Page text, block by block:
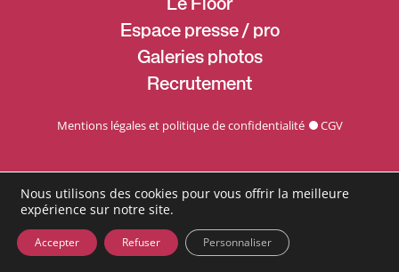
Le Floor
Espace presse / pro
Galeries photos
Recrutement
Mentions légales et politique de confidentialité CGV
Nous utilisons des cookies pour vous offrir la meilleure
expérience sur notre site.
Accepter Refuser Personnaliser